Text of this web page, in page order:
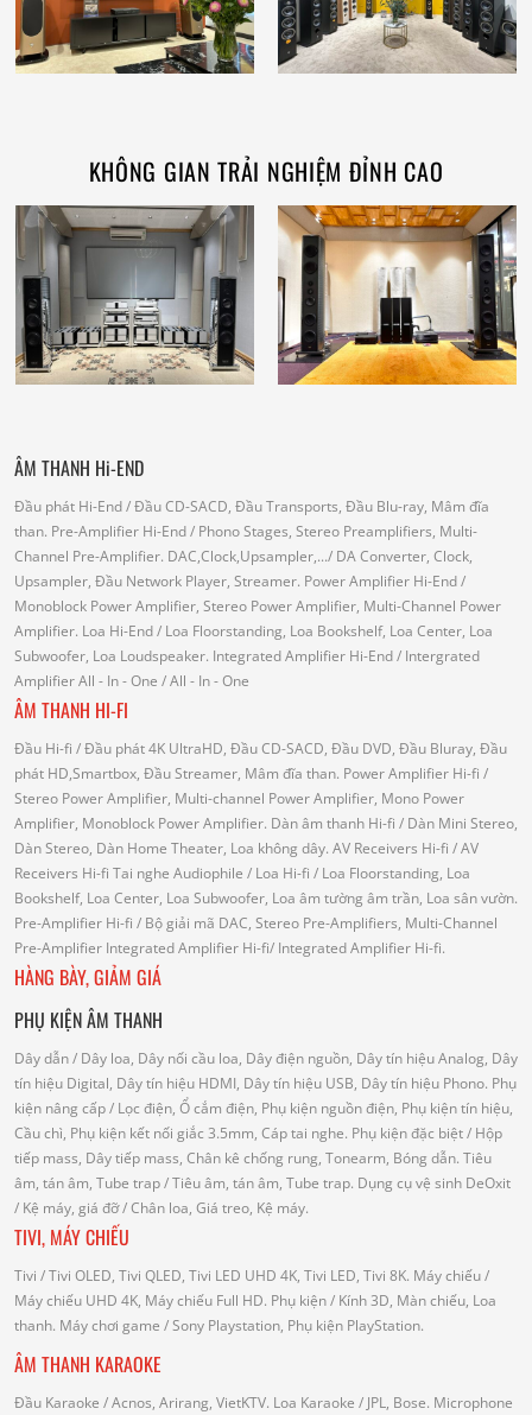
KHÔNG GIAN TRẢI NGHIỆM ĐỈNH CAO
ÂM THANH Hi-END
Đầu phát Hi-End/ Đầu CD-SACD, Đầu Transports, Đầu Blu-ray, Mâm đĩa
than. Pre-Amplifier Hi-End/ Phono Stages, Stereo Preamplifiers, Multi-
Channel Pre-Amplifier. DAC,Clock,Upsampler,.../ DA Converter, Clock,
Upsampler, Đầu Network Player, Streamer. Power Amplifier Hi-End/
Monoblock Power Amplifier, Stereo Power Amplifier, Multi-Channel Power
Amplifier. Loa Hi-End/ Loa Floorstanding, Loa Bookshelf, Loa Center, Loa
Subwoofer, Loa Loudspeaker. Integrated Amplifier Hi-End/ Intergrated
AmplifierAll - In - One / All - In - One
ÂM THANH HI-FI
Đầu Hi-fi / Đầu phát 4K UltraHD, Đầu CD-SACD, Đầu DVD, Đầu Bluray, Đầu
phát HD,Smartbox, Đầu Streamer, Mâm đĩa than. Power Amplifier Hi-fi /
Stereo Power Amplifier, Multi-channel Power Amplifier, Mono Power
Amplifier, Monoblock Power Amplifier. Dàn âm thanh Hi-fi / Dàn Mini Stereo,
Dàn Stereo, Dàn Home Theater, Loa không dây. AV Receivers Hi-fi / AV
Receivers Hi-fi Tai nghe Audiophile / Loa Hi-fi / Loa Floorstanding, Loa
Bookshelf, Loa Center, Loa Subwoofer, Loa âm tường âm trần, Loa sân vườn.
Pre-Amplifier Hi-fi / Bộ giải mã DAC, Stereo Pre-Amplifiers, Multi-Channel
Pre-Amplifier Integrated Amplifier Hi-fi/ Integrated Amplifier Hi-fi.
HÀNG BÀY, GIẢM GIÁ
PHỤ KIỆN ÂM THANH
Dây dẫn/ Dây loa, Dây nối cầu loa, Dây điện nguồn, Dây tín hiệu Analog, Dây
tín hiệu Digital, Dây tín hiệu HDMI, Dây tín hiệu USB, Dây tín hiệu Phono. Phụ
kiện nâng cấp/ Lọc điện, Ổ cắm điện, Phụ kiện nguồn điện, Phụ kiện tín hiệu,
Cầu chì, Phụ kiện kết nối giắc 3.5mm, Cáp tai nghe. Phụ kiện đặc biệt/ Hộp
tiếp mass, Dây tiếp mass, Chân kê chống rung, Tonearm, Bóng dẫn. Tiêu
âm, tán âm, Tube trap/ Tiêu âm, tán âm, Tube trap. Dụng cụ vệ sinh DeOxit
/ Kệ máy, giá đỡ/ Chân loa, Giá treo, Kệ máy.
TIVI, MÁY CHIẾU
Tivi / Tivi OLED, Tivi QLED, Tivi LED UHD 4K, Tivi LED, Tivi 8K. Máy chiếu/
Máy chiếu UHD 4K, Máy chiếu Full HD. Phụ kiện/ Kính 3D, Màn chiếu, Loa
thanh. Máy chơi game / Sony Playstation, Phụ kiện PlayStation.
ÂM THANH KARAOKE
Đầu Karaoke / Acnos, Arirang, VietKTV. Loa Karaoke / JPL, Bose. Microphone